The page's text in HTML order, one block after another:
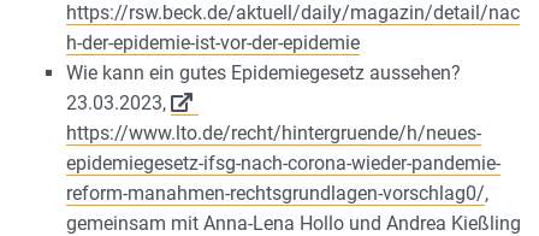
https://rsw.beck.de/aktuell/daily/magazin/detail/nac
h-der-epidemie-ist-vor-der-epidemie
Wie kann ein gutes Epidemiegesetz aussehen?
23.03.2023,
https://www.lto.de/recht/hintergruende/h/neues-
epidemiegesetz-ifsg-nach-corona-wieder-pandemie-
reform-manahmen-rechtsgrundlagen-vorschlag0/,
gemeinsam mit Anna-Lena Hollo und Andrea Kießling